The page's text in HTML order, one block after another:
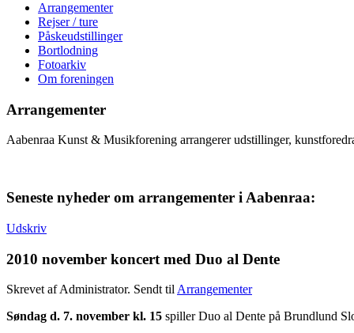
Arrangementer
Rejser / ture
Påskeudstillinger
Bortlodning
Fotoarkiv
Om foreningen
Arrangementer
Aabenraa Kunst & Musikforening arrangerer udstillinger,
Seneste nyheder om arrangementer i Aabenraa:
Udskriv
2010 november koncert med Duo al Dente
Skrevet af Administrator. Sendt til Arrangementer
Søndag d. 7. november kl. 15 spiller Duo al Dente på Brundlund